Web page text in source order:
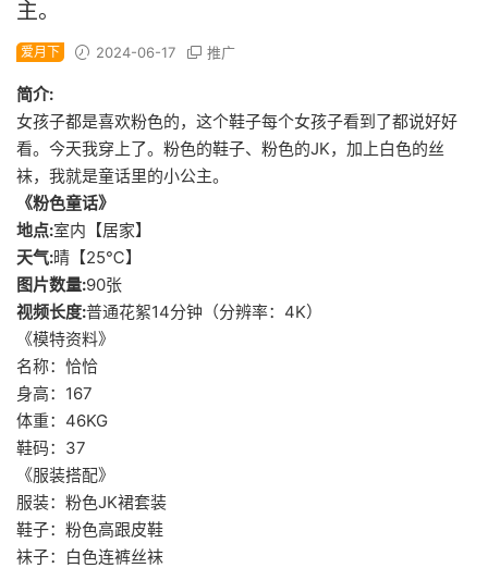
主。
爱月下 2024-06-17 推广
简介:
女孩子都是喜欢粉色的，这个鞋子每个女孩子看到了都说好好
看。今天我穿上了。粉色的鞋子、粉色的JK，加上白色的丝
袜，我就是童话里的小公主。
《粉色童话》
地点:室内【居家】
天气:晴【25℃】
图片数量:90张
视频长度:普通花絮14分钟（分辨率：4K）
《模特资料》
名称：恰恰
身高：167
体重：46KG
鞋码：37
《服装搭配》
服装：粉色JK裙套装
鞋子：粉色高跟皮鞋
袜子：白色连裤丝袜